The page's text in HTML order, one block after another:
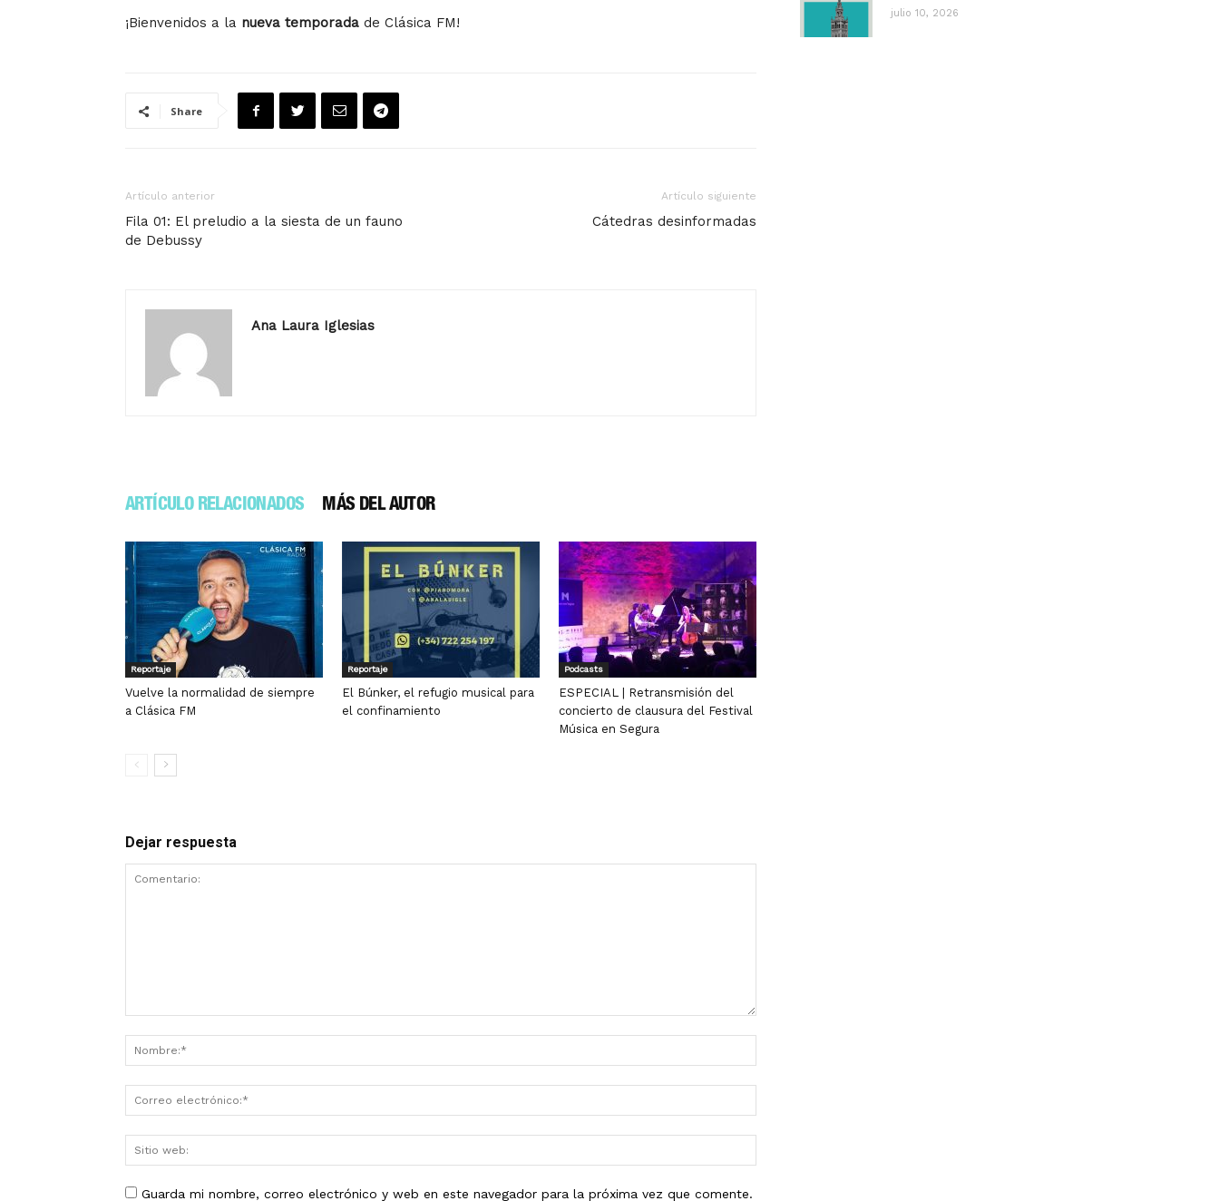
¡Bienvenidos a la nueva temporada de Clásica FM!
Share
Artículo anterior
Fila 01: El preludio a la siesta de un fauno
de Debussy
Artículo siguiente
Cátedras desinformadas
Ana Laura Iglesias
ARTÍCULO RELACIONADOS MÁS DEL AUTOR
Reportaje
Vuelve la normalidad de siempre
a Clásica FM
Reportaje
El Búnker, el refugio musical para
el confinamiento
Podcasts
ESPECIAL | Retransmisión del
concierto de clausura del Festival
Música en Segura
Dejar respuesta
Guarda mi nombre, correo electrónico y web en este navegador para la próxima vez que comente.
julio 10, 2026